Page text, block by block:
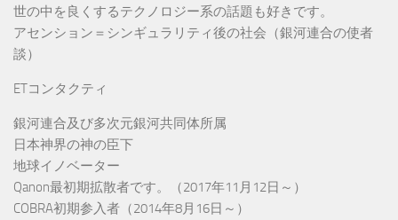
世の中を良くするテクノロジー系の話題も好きです。
アセンション＝シンギュラリティ後の社会（銀河連合の使者
談）
ETコンタクティ
銀河連合及び多次元銀河共同体所属
日本神界の神の臣下
地球イノベーター
Qanon最初期拡散者です。（2017年11月12日～）
COBRA初期参入者（2014年8月16日～）